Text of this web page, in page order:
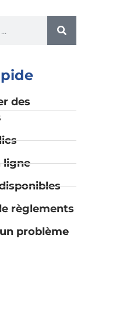
des
ligne
règlements
problème